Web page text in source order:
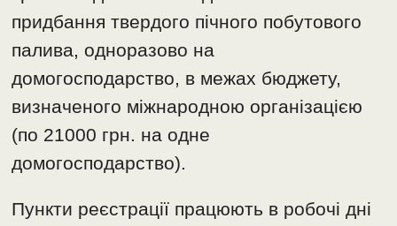
придбання твердого пічного побутового
палива, одноразово на
домогосподарство, в межах бюджету,
визначеного міжнародною організацією
(по 21000 грн. на одне
домогосподарство).
Пункти реєстрації працюють в робочі дні